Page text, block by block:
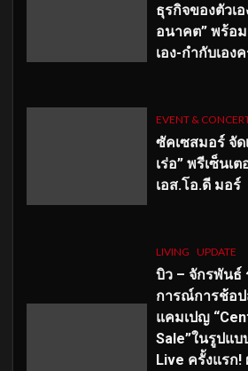
ธุรกิจของตัวเ
อนาคต” พร้อ
เอง-กำกับเอง
EVENT &
ซัคเซสมอร์ จัด
เร่อ” พรีเซ็นเ
เอส.โอ.ดี มอร์
LIVING UPDATE
บิว – จักรพันธ์
การณ์การช้อ
แคมเปญ
Sale”ในรูปแบ
Live ครั้งแรก!